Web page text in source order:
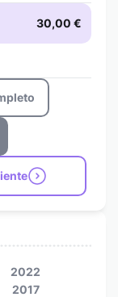
30,00 €
2022
2017